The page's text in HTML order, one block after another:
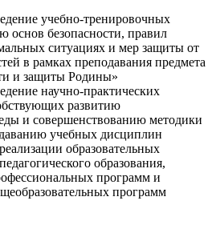
учебно-тренировочных
основ безопасности, правил
ситуациях и мер защиты от
в рамках преподавания предмета
и защиты Родины»
научно-практических
развитию
и совершенствованию методики
учебных дисциплин
образовательных
образования,
программ и
программ